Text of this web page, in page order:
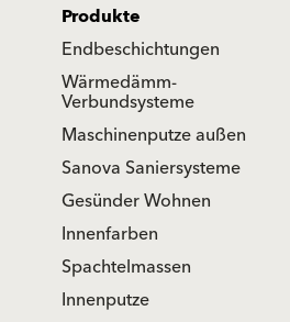
Produkte
Endbeschichtungen
Wärmedämm-
Verbundsysteme
Maschinenputze außen
Sanova Saniersysteme
Gesünder Wohnen
Innenfarben
Spachtelmassen
Innenputze